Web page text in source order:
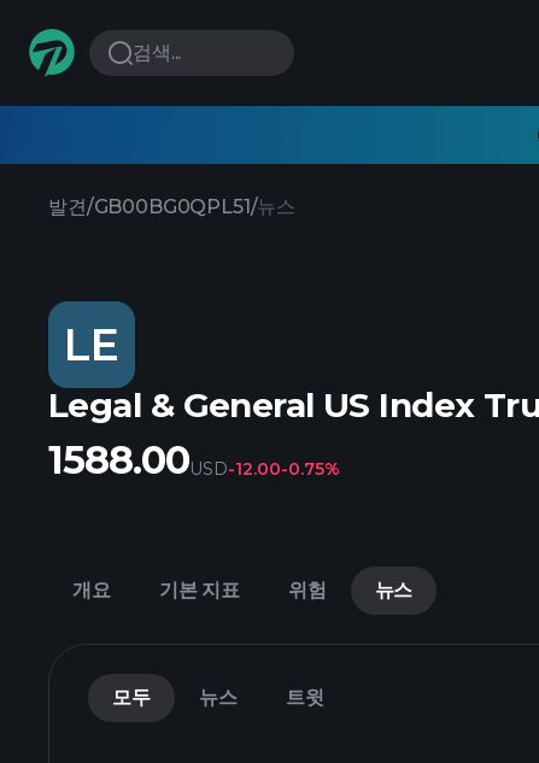
검색...
발견/GB00BG0QPL51/뉴스
LE
Legal & General US Index
1588.00USD-12.00-0.75%
개요 기본 지표 위험 뉴스
모두 뉴스 트윗